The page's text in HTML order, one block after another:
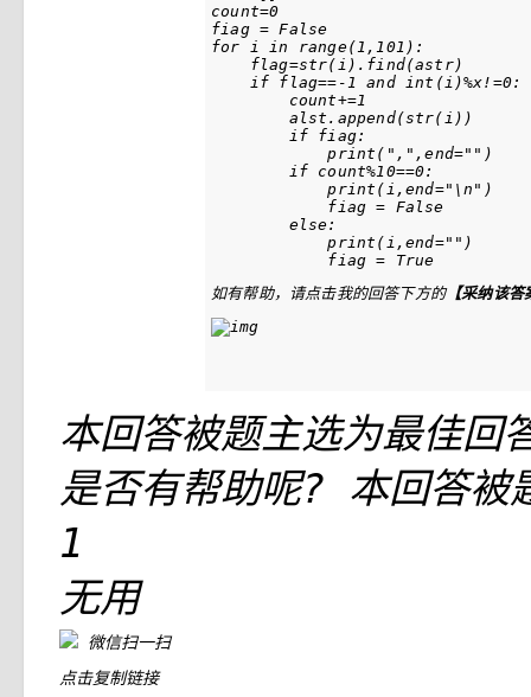
count=0
fiag = False
for i in
range(1,101):
flag=str(i).find(astr)
if flag==-1 and int(i)%x!=0:
        count+=1
        alst.append(str(i))
if fiag:
print ( "," ,end="" )
if count%10==0:
print (i, end="\n" )
            fiag =
False
else:
print (i, end="" )
            fiag =
True
如有帮助，请点击我的回答下方的【采纳该答
本回答被题主选为最佳
是否有帮助呢? 本回答被
1
无用
微信扫一扫
点击复制链接